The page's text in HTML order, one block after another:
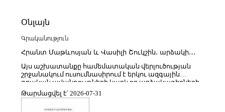
Օնլայն
Գրականություն
Հրանտ Մաթևոսյան և Վասիլի Շուկշին. արձակի
Այս աշխատանքը համեմատական վերլուծության
շրջանակում ուսումնասիրում է երկու ազգային
գրական ավանդույթների կարևոր արձակագիրների
ստեղծագործական աշխարհը՝ բացահայտելով
նրանց գրական մտածողության, թեմատիկ
Թարմացվել է՝ 2026-07-31